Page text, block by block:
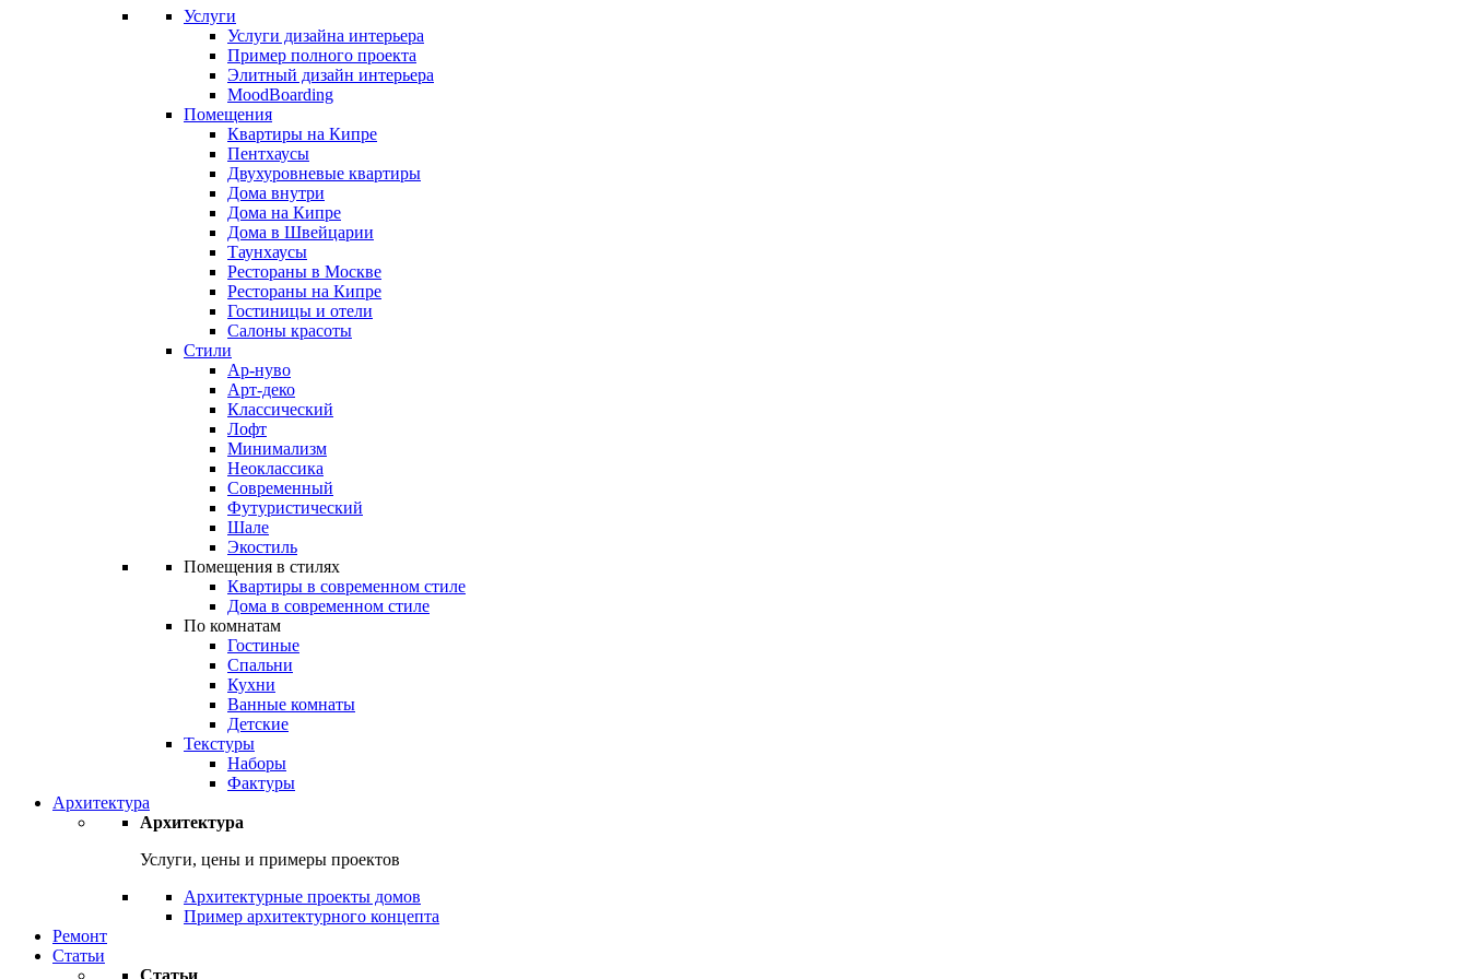
Услуги
Услуги дизайна интерьера
Пример полного проекта
Элитный дизайн интерьера
MoodBoarding
Помещения
Квартиры на Кипре
Пентхаусы
Двухуровневые квартиры
Дома внутри
Дома на Кипре
Дома в Швейцарии
Таунхаусы
Рестораны в Москве
Рестораны на Кипре
Гостиницы и отели
Салоны красоты
Стили
Ар-нуво
Арт-деко
Классический
Лофт
Минимализм
Неоклассика
Современный
Футуристический
Шале
Экостиль
Помещения в стилях
Квартиры в современном стиле
Дома в современном стиле
По комнатам
Гостиные
Спальни
Кухни
Ванные комнаты
Детские
Текстуры
Наборы
Фактуры
Архитектура
Архитектура
Услуги, цены и примеры проектов
Архитектурные проекты домов
Пример архитектурного концепта
Ремонт
Статьи
Статьи